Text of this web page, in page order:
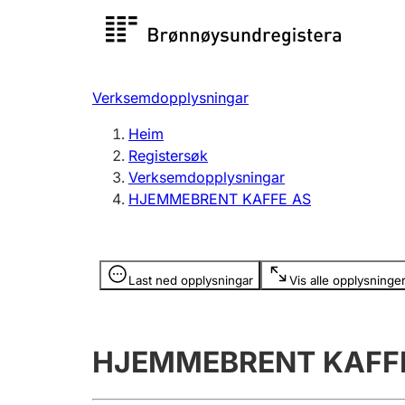
Registersøk
Registrere, endre, slette
Verksemdopplysningar
Heim
Registersøk
Verksemdopplysningar
HJEMMEBRENT KAFFE AS
Last ned opplysningar Vis alle opplysninger
Opplysninger er skjult
HJEMMEBRENT